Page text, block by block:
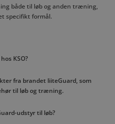
både til løb og anden træning,
specifikt formål.
KSO?
fra brandet liiteGuard, som
til løb og træning.
udstyr til løb?